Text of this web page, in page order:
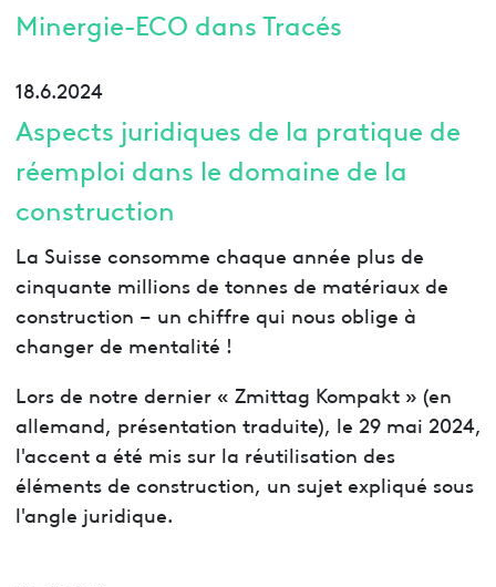
Minergie-ECO dans Tracés
18.6.2024
Aspects juridiques de la pratique de
réemploi dans le domaine de la
construction
La Suisse consomme chaque année plus de
cinquante millions de tonnes de matériaux de
construction – un chiffre qui nous oblige à
changer de mentalité !
Lors de notre dernier « Zmittag Kompakt » (en
allemand, présentation traduite), le 29 mai 2024,
l'accent a été mis sur la réutilisation des
éléments de construction, un sujet expliqué sous
l'angle juridique.